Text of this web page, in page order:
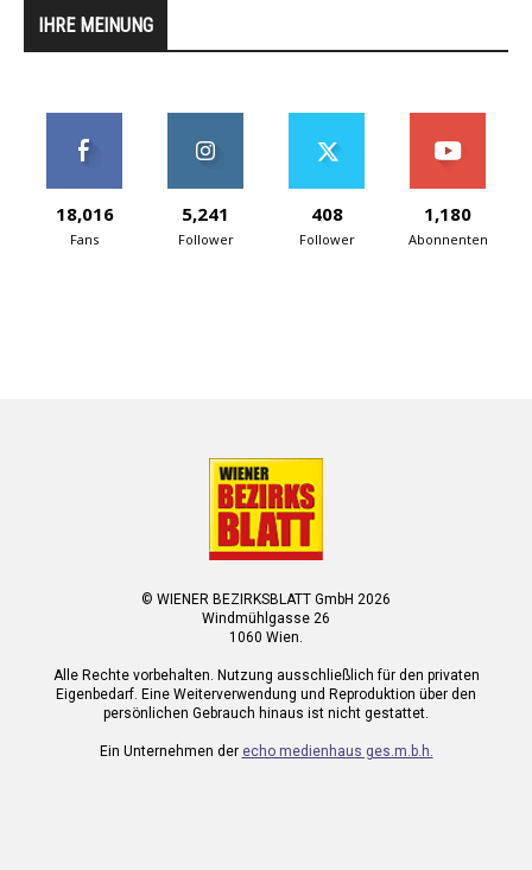
IHRE MEINUNG
18,016
Fans
5,241
Follower
408
Follower
1,180
Abonnenten
© WIENER BEZIRKSBLATT GmbH 2026
Windmühlgasse 26
1060 Wien.
Alle Rechte vorbehalten. Nutzung ausschließlich für den privaten
Eigenbedarf. Eine Weiterverwendung und Reproduktion über den
persönlichen Gebrauch hinaus ist nicht gestattet.
Ein Unternehmen der echo medienhaus ges.m.b.h.